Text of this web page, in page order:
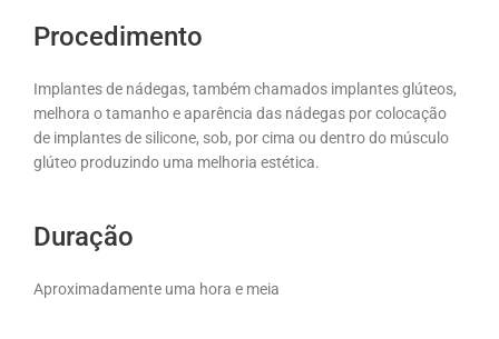
Procedimento
Implantes de nádegas, também chamados implantes glúteos,
melhora o tamanho e aparência das nádegas por colocação
de implantes de silicone, sob, por cima ou dentro do músculo
glúteo produzindo uma melhoria estética.
Duração
Aproximadamente uma hora e meia